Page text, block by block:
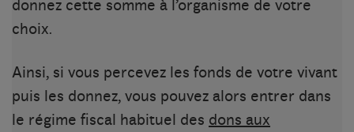
donnez cette somme à l’organisme de votre
choix.
Ainsi, si vous percevez les fonds de votre vivant
puis les donnez, vous pouvez alors entrer dans
le régime fiscal habituel des dons aux